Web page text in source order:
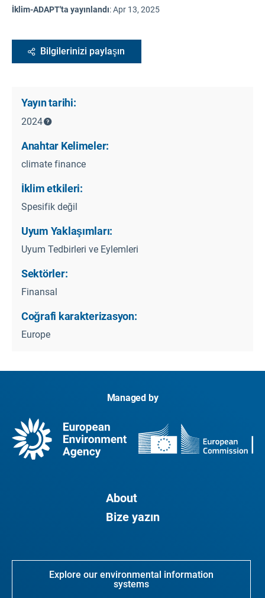
İklim-ADAPT'ta yayınlandı:Apr 13, 2025
Bilgilerinizi paylaşın
Yayın tarihi:
2024
Anahtar Kelimeler:
climate finance
İklim etkileri:
Spesifik değil
Uyum Yaklaşımları:
Uyum Tedbirleri ve Eylemleri
Sektörler:
Finansal
Coğrafi karakterizasyon:
Europe
Managed by
About
Bize yazın
Explore our environmental information
systems